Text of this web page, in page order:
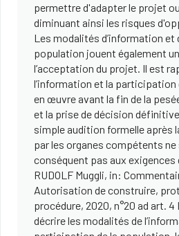
permettre d'adapter le projet
diminuant ainsi les risques
Les modalités d’information
population jouent également
l’acceptation du projet. Il est
l’information et la
en œuvre avant la fin de la
et la prise de décision
simple audition formelle après
par les organes compétents
conséquent pas aux exigences
RUDOLF Muggli, in:
Autorisation de construire,
procédure, 2020, n°20 ad art. 4
décrire les modalités de